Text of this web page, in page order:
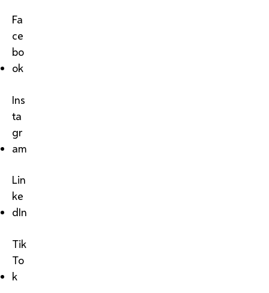
Fa
ce
bo
ok
Ins
ta
gr
am
Lin
ke
dIn
Tik
To
k